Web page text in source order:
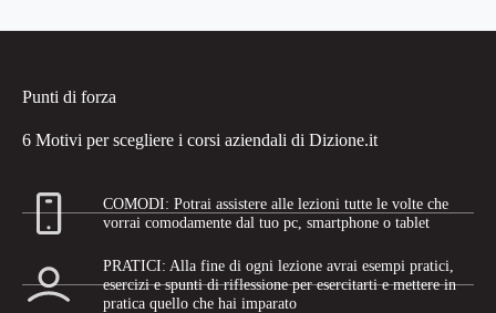
Punti di forza
6 Motivi per scegliere i corsi aziendali di Dizione.it
COMODI: Potrai assistere alle lezioni tutte le volte che
vorrai comodamente dal tuo pc, smartphone o tablet
PRATICI: Alla fine di ogni lezione avrai esempi pratici,
esercizi e spunti di riflessione per esercitarti e mettere in
pratica quello che hai imparato